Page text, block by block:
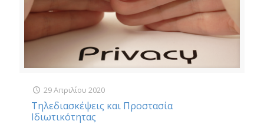
29 Απριλίου 2020
Τηλεδιασκέψεις και Προστασία
Ιδιωτικότητας